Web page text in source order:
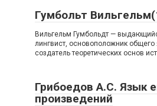
Гумбольт
Вильгельм Гумбольдт —
лингвист, основоположник общего
создатель теоретических основ
Грибоедов А.С. Язык
произведений